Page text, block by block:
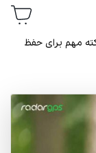
نکته مهم برای حفظ